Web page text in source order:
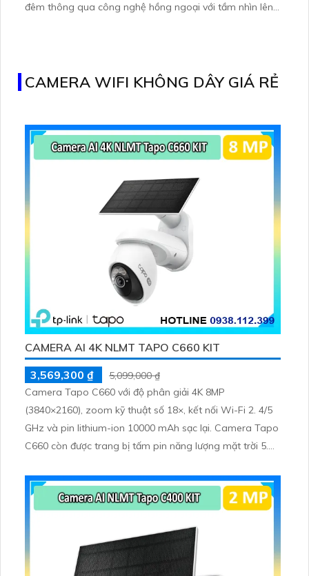
đêm thông qua công nghệ hồng ngoại với tầm nhìn lên
8
CAMERA WIFI KHÔNG DÂY GIÁ RẺ
CAMERA AI 4K NLMT TAPO C660 KIT
3,569,300 ₫
5,099,000 ₫
Camera Tapo C660 với độ phân giải 4K 8MP
(3840×2160), zoom kỹ thuật số 18×, kết nối Wi-Fi 2. 4/5
GHz và pin lithium-ion 10000 mAh sạc lại. Camera Tapo
C660 còn được trang bị tấm pin năng lượng mặt trời 5.
tiện, lưu trữ thẻ microSD tối đa 512 GB